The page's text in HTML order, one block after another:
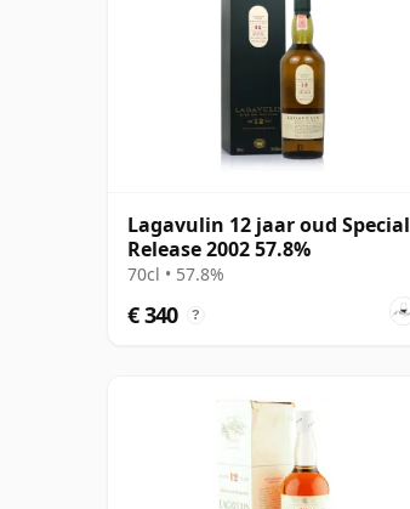
Lagavulin 12 jaar oud Special
Release 2002 57.8%
70cl • 57.8%
€ 340 ?